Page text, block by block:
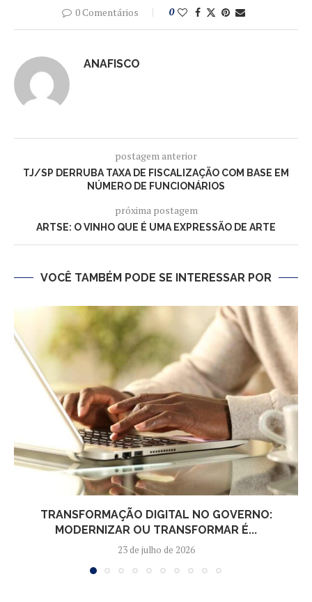
0 Comentários 0
ANAFISCO
postagem anterior
TJ/SP DERRUBA TAXA DE FISCALIZAÇÃO COM BASE EM
NÚMERO DE FUNCIONÁRIOS
próxima postagem
ARTSE: O VINHO QUE É UMA EXPRESSÃO DE ARTE
VOCÊ TAMBÉM PODE SE INTERESSAR POR
TRANSFORMAÇÃO DIGITAL NO GOVERNO:
MODERNIZAR OU TRANSFORMAR É...
23 de julho de 2026